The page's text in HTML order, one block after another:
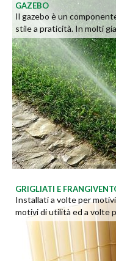
GAZEBO
Il gazebo è un
stile a praticità. In molti
GRIGLIATI E
Installati a volte per
motivi di utilità ed a volte